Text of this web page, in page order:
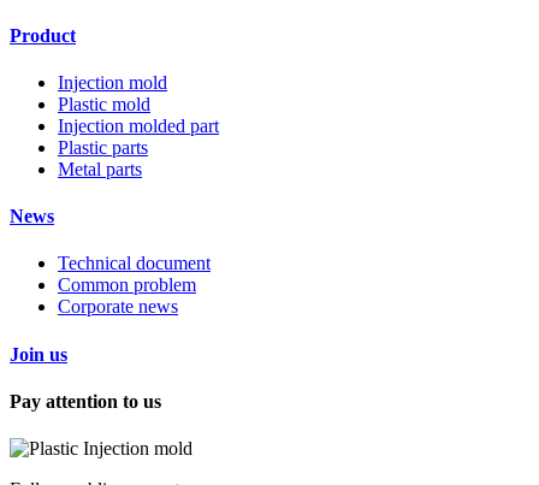
Product
Injection mold
Plastic mold
Injection molded part
Plastic parts
Metal parts
News
Technical document
Common problem
Corporate news
Join us
Pay attention to us